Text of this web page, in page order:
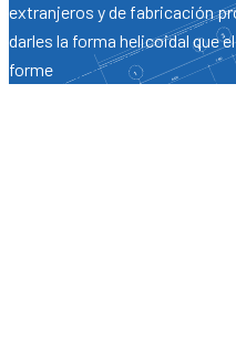
extranjeros y de fabricación
darles la forma helicoidal que
forme